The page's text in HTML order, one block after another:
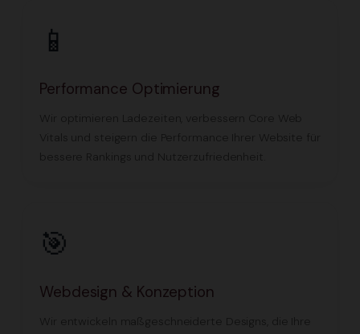
📱
Performance Optimierung
🎯
Webdesign & Konzeption